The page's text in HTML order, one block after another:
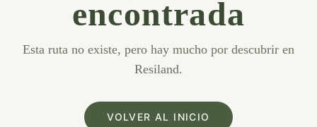
encontrada
Esta ruta no existe, pero hay mucho por descubrir en
Resiland.
VOLVER AL INICIO